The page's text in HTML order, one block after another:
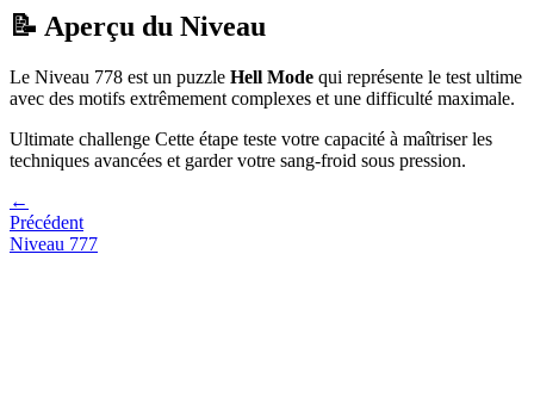
📝 Aperçu du Niveau
Le Niveau 778 est un puzzle Hell Mode qui représente le test ultime
avec des motifs extrêmement complexes et une difficulté maximale.
Ultimate challenge Cette étape teste votre capacité à maîtriser les
techniques avancées et garder votre sang-froid sous pression.
←
Précédent
Niveau 777